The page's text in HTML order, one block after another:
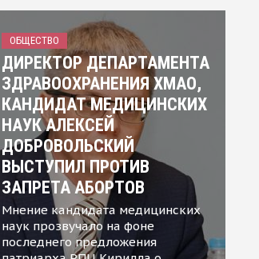
ОБЩЕСТВО
ДИРЕКТОР ДЕПАРТАМЕНТА
ЗДРАВООХРАНЕНИЯ ХМАО,
КАНДИДАТ МЕДИЦИНСКИХ
НАУК АЛЕКСЕЙ
ДОБРОВОЛЬСКИЙ
ВЫСТУПИЛ ПРОТИВ
ЗАПРЕТА АБОРТОВ
Мнение кандидата медицинских
наук прозвучало на фоне
последнего предложения